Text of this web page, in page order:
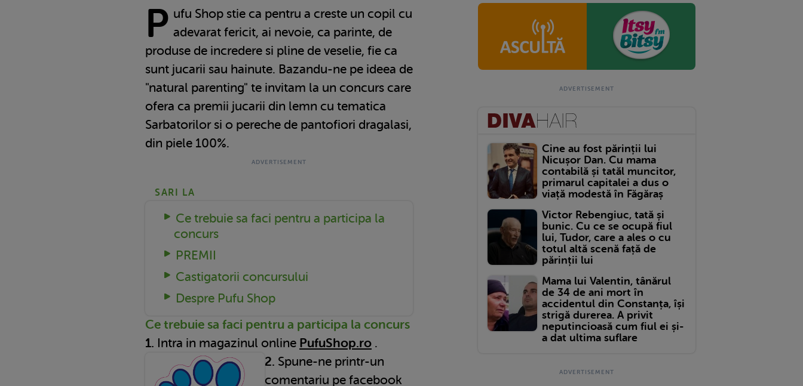
P ufu Shop stie ca pentru a creste un copil cu
adevarat fericit, ai nevoie, ca parinte, de
produse de incredere si pline de veselie, fie ca
sunt jucarii sau hainute. Bazandu-ne pe ideea de
"natural parenting" te invitam la un concurs care
ofera ca premii jucarii din lemn cu tematica
Sarbatorilor si o pereche de pantofiori dragalasi,
din piele 100%.
SARI LA
Ce trebuie sa faci pentru a participa la
concurs
PREMII
Castigatorii concursului
Despre Pufu Shop
Ce trebuie sa faci pentru a participa la concurs
1. Intra in magazinul online PufuShop.ro .
2. Spune-ne printr-un
comentariu pe facebook
Cine au fost părinții lui
Nicușor Dan. Cu mama
contabilă și tatăl muncitor,
primarul capitalei a dus o
viață modestă în Făgăraș
Victor Rebengiuc, tată și
bunic. Cu ce se ocupă fiul
lui, Tudor, care a ales o cu
totul altă scenă față de
părinții lui
Mama lui Valentin, tânărul
de 34 de ani mort în
accidentul din Constanța, își
strigă durerea. A privit
neputincioasă cum fiul ei și-
a dat ultima suflare